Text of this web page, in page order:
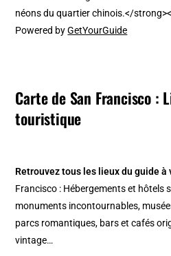
Powered byGetYourGuide
Carte de San Francisco :
touristique
Retrouvez tous les lieux du guide
Francisco : Hébergements et hôtels
monuments incontournables,
parcs romantiques, bars et cafés
vintage…